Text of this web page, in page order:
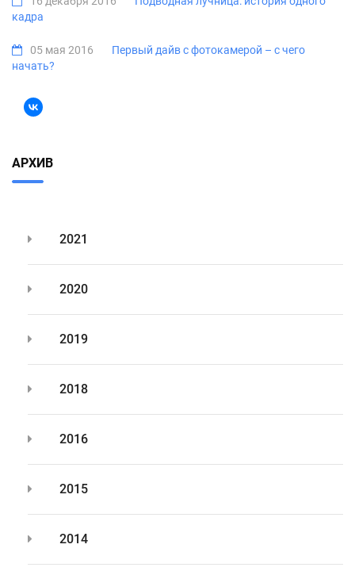
кадра
05 мая 2016
Первый дайв с фотокамерой – с чего
начать?
АРХИВ
2021
2020
2019
2018
2016
2015
2014